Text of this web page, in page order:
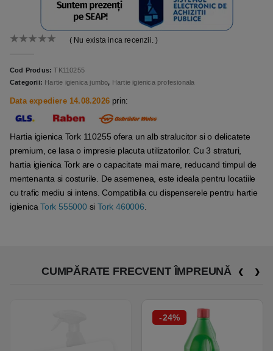
( Nu exista inca recenzii. )
Cod Produs:TK110255
Categorii: Hartie igienica jumbo, Hartie igienica profesionala
Data expediere 14.08.2026 prin:
Hartia igienica Tork 110255 ofera un alb stralucitor si o delicatete
premium, ce lasa o impresie placuta utilizatorilor. Cu 3 straturi,
hartia igienica Tork are o capacitate mai mare, reducand timpul de
mentenanta si costurile. De asemenea, este ideala pentru locatiile
cu trafic mediu si intens. Compatibila cu dispenserele pentru hartie
igienicaTork 555000si Tork 460006
CUMPĂRATE FRECVENT ÎMPREUNĂ
-24%